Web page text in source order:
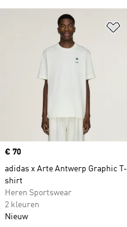
Price
€ 70
adidas x Arte Antwerp Graphic T-
shirt
Heren Sportswear
2 kleuren
Nieuw